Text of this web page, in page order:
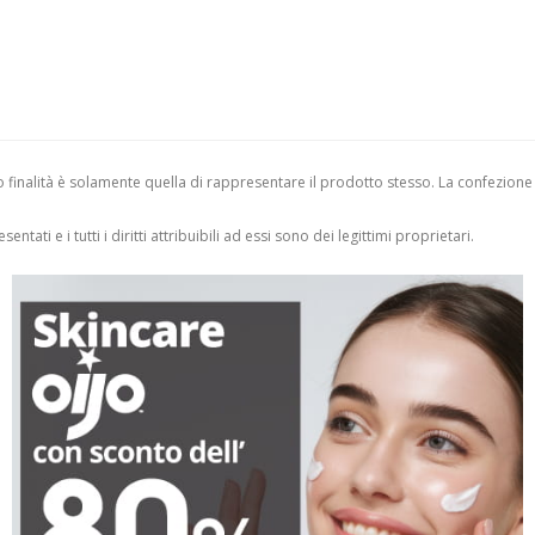
è solamente quella di rappresentare il prodotto stesso. La
e i tutti i diritti attribuibili ad essi sono dei legittimi proprietari.